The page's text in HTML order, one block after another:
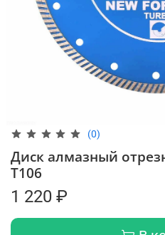
(0)
Диск алмазный
T106
1 220 ₽